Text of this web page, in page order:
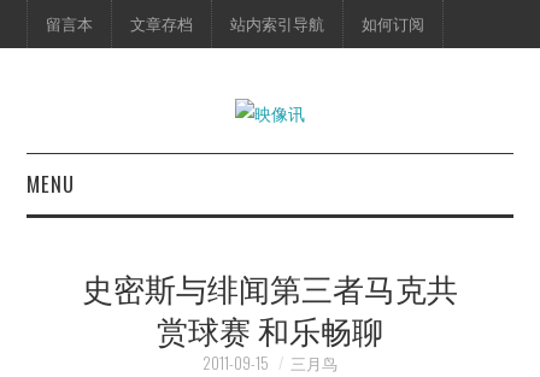
留言本 文章存档 站内索引导航 如何订阅
MENU
映像快讯
史密斯与绯闻第三者马克共
赏球赛 和乐畅聊
2011-09-15 三月鸟